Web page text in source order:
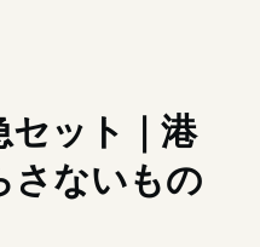
ックの夜に切らさないもの
セット｜港
さないもの